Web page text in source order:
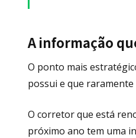
A informação
O ponto mais
possui e que
O corretor que está
próximo ano tem uma